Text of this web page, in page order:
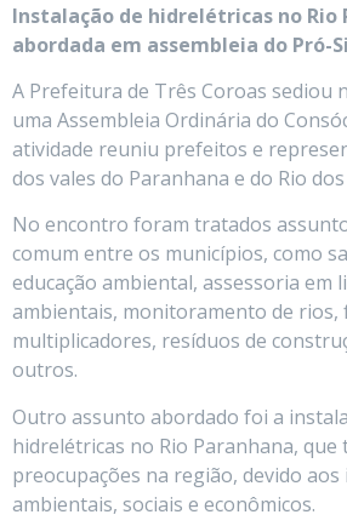
Instalação de hidrelétricas no Rio
abordada em assembleia do Pró-
A Prefeitura de Três Coroas sediou
uma Assembleia Ordinária do
atividade reuniu prefeitos e
dos vales do Paranhana e do Rio dos
No encontro foram tratados
comum entre os municípios, como
educação ambiental, assessoria em
ambientais, monitoramento de rios,
multiplicadores, resíduos de
outros.
Outro assunto abordado foi a
hidrelétricas no Rio Paranhana,
preocupações na região, devido aos
ambientais, sociais e econômicos.